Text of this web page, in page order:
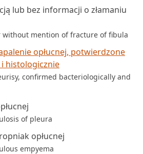
lub bez informacji o złamaniu
without mention of fracture of fibula
opłucnej, potwierdzone
histologicznie
confirmed bacteriologically and
of pleura
opłucnej
empyema